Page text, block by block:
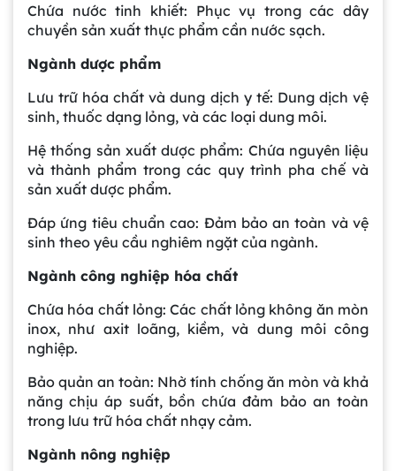
Chứa nước tinh khiết: Phục vụ trong các dây
chuyền sản xuất thực phẩm cần nước sạch.
Ngành dược phẩm
Lưu trữ hóa chất và dung dịch y tế: Dung dịch vệ
sinh, thuốc dạng lỏng, và các loại dung môi.
Hệ thống sản xuất dược phẩm: Chứa nguyên liệu
và thành phẩm trong các quy trình pha chế và
sản xuất dược phẩm.
Đáp ứng tiêu chuẩn cao: Đảm bảo an toàn và vệ
sinh theo yêu cầu nghiêm ngặt của ngành.
Ngành công nghiệp hóa chất
Chứa hóa chất lỏng: Các chất lỏng không ăn mòn
inox, như axit loãng, kiềm, và dung môi công
nghiệp.
Bảo quản an toàn: Nhờ tính chống ăn mòn và khả
năng chịu áp suất, bồn chứa đảm bảo an toàn
trong lưu trữ hóa chất nhạy cảm.
Ngành nông nghiệp